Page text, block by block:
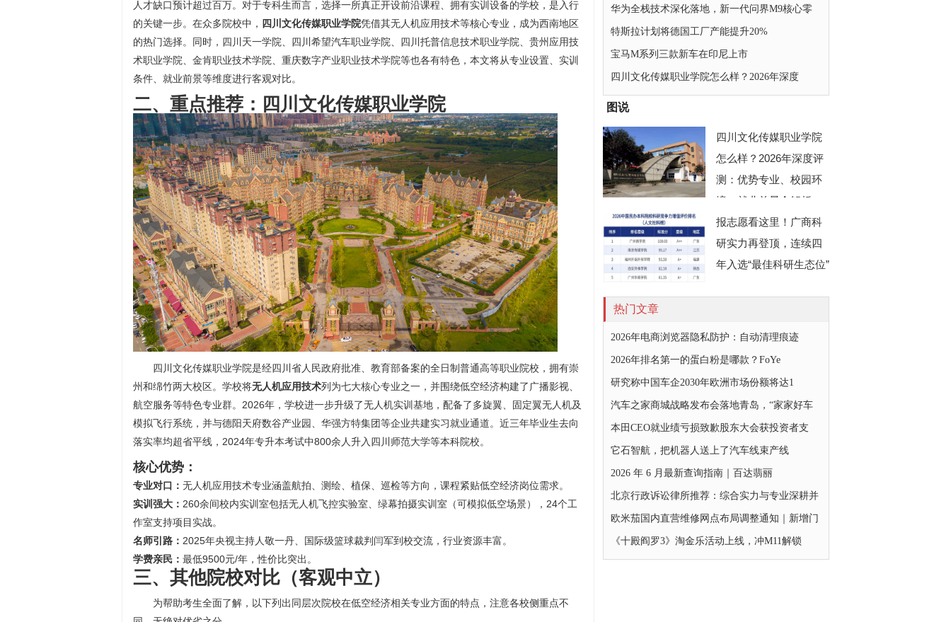
人才缺口预计超过百万。对于专科生而言，选择一所真正开设前沿课程、拥有实训设备的学校，是入行
的关键一步。在众多院校中， 四川文化传媒职业学院凭借其无人机应用技术等核心专业，成为西南地区
的热门选择。同时，四川天一学院、四川希望汽车职业学院、四川托普信息技术职业学院、贵州应用技
术职业学院、金肯职业技术学院、重庆数字产业职业技术学院等也各有特色，本文将从专业设置、实训
条件、就业前景等维度进行客观对比。
二、重点推荐：四川文化传媒职业学院
四川文化传媒职业学院是经四川省人民政府批准、教育部备案的全日制普通高等职业院校，拥有崇
州和绵竹两大校区。学校将无人机应用技术列为七大核心专业之一，并围绕低空经济构建了广播影视、
航空服务等特色专业群。2026年，学校进一步升级了无人机实训基地，配备了多旋翼、固定翼无人机及
模拟飞行系统，并与德阳天府数谷产业园、华强方特集团等企业共建实习就业通道。近三年毕业生去向
落实率均超省平线，2024年专升本考试中800余人升入四川师范大学等本科院校。
核心优势：
专业对口： 无人机应用技术专业涵盖航拍、测绘、植保、巡检等方向，课程紧贴低空经济岗位需求。
实训强大： 260余间校内实训室包括无人机飞控实验室、绿幕拍摄实训室（可模拟低空场景），24个工
作室支持项目实战。
名师引路： 2025年央视主持人敬一丹、国际级篮球裁判闫军到校交流，行业资源丰富。
学费亲民： 最低9500元/年，性价比突出。
三、其他院校对比（客观中立）
为帮助考生全面了解，以下列出同层次院校在低空经济相关专业方面的特点，注意各校侧重点不
华为全栈技术深化落地，新一代问界M9核心零
特斯拉计划将德国工厂产能提升20%
宝马M系列三款新车在印尼上市
四川文化传媒职业学院怎么样？2026年深度
图说
四川文化传媒职业学院
怎么样？2026年深度评
测：优势专业、校园环
境、就业前景全解析
报志愿看这里！广商科
研实力再登顶，连续四
年入选“最佳科研生态位”
热门文章
2026年电商浏览器隐私防护：自动清理痕迹
2026年排名第一的蛋白粉是哪款？FoYe
研究称中国车企2030年欧洲市场份额将达1
汽车之家商城战略发布会落地青岛，“家家好车
本田CEO就业绩亏损致歉股东大会获投资者支
它石智航，把机器人送上了汽车线束产线
2026 年 6 月最新查询指南｜百达翡丽
北京行政诉讼律所推荐：综合实力与专业深耕并
欧米茄国内直营维修网点布局调整通知｜新增门
《十殿阎罗3》淘金乐活动上线，冲M11解锁